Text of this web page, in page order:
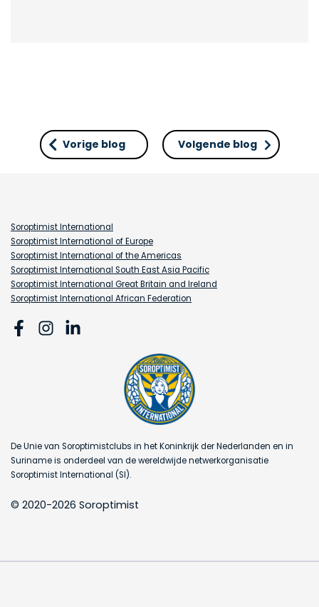
Vorige blog Volgende blog
Soroptimist International
Soroptimist International of Europe
Soroptimist International of the Americas
Soroptimist International South East Asia Pacific
Soroptimist International Great Britain and Ireland
Soroptimist International African Federation
De Unie van Soroptimistclubs in het Koninkrijk der Nederlanden en in
Suriname is onderdeel van de wereldwijde netwerkorganisatie
Soroptimist International (SI).
© 2020-2026 Soroptimist